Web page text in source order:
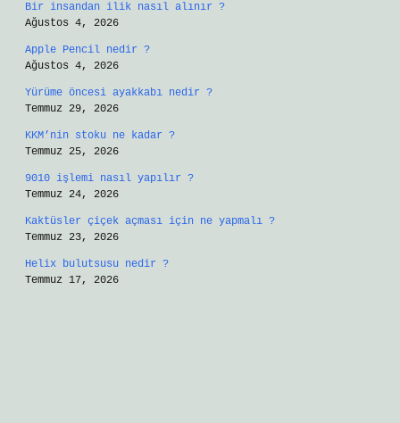
Bir insandan ilik nasıl alınır ?
Ağustos 4, 2026
Apple Pencil nedir ?
Ağustos 4, 2026
Yürüme öncesi ayakkabı nedir ?
Temmuz 29, 2026
KKM’nin stoku ne kadar ?
Temmuz 25, 2026
9010 işlemi nasıl yapılır ?
Temmuz 24, 2026
Kaktüsler çiçek açması için ne yapmalı ?
Temmuz 23, 2026
Helix bulutsusu nedir ?
Temmuz 17, 2026